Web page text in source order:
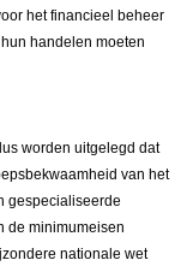
het financieel beheer
handelen moeten
worden uitgelegd dat
van het
gespecialiseerde
de minimumeisen
nationale wet